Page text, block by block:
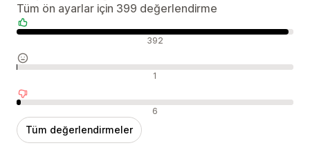
Tüm ön ayarlar için 399 değerlendirme
Olumlu değerlendirmeler 392
Nötr değerlendirmeler 1
Olumsuz değerlendirmeler 6
Tüm değerlendirmeler